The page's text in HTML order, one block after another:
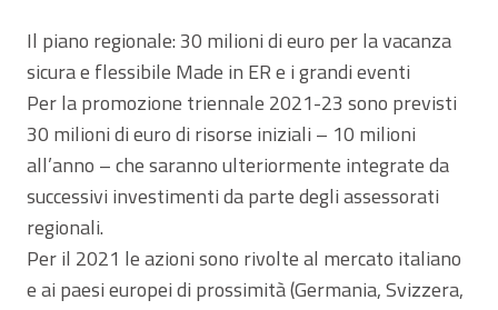
Il piano regionale: 30 milioni di euro per la vacanza
sicura e flessibile Made in ER e i grandi eventi
Per la promozione triennale 2021-23 sono previsti
30 milioni di euro di risorse iniziali – 10 milioni
all’anno – che saranno ulteriormente integrate da
successivi investimenti da parte degli assessorati
regionali.
Per il 2021 le azioni sono rivolte al mercato italiano
e ai paesi europei di prossimità (Germania, Svizzera,